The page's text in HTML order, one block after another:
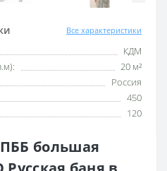
Все характеристики
КДМ
20 м²
Россия
450
120
большая